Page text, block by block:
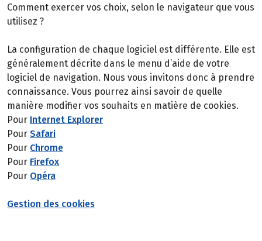
Comment exercer vos choix, selon le navigateur que vous
utilisez ?
La configuration de chaque logiciel est différente. Elle est
généralement décrite dans le menu d’aide de votre
logiciel de navigation. Nous vous invitons donc à prendre
connaissance. Vous pourrez ainsi savoir de quelle
manière modifier vos souhaits en matière de cookies.
Pour Internet Explorer
Pour Safari
Pour Chrome
Pour Firefox
Pour Opéra
Gestion des cookies